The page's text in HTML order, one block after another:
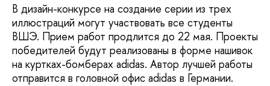
В дизайн-конкурсе на создание серии из трех
иллюстраций могут участвовать все студенты
ВШЭ. Прием работ продлится до 22 мая. Проекты
победителей будут реализованы в форме нашивок
на куртках-бомберах adidas. Автор лучшей работы
отправится в головной офис adidas в Германии.